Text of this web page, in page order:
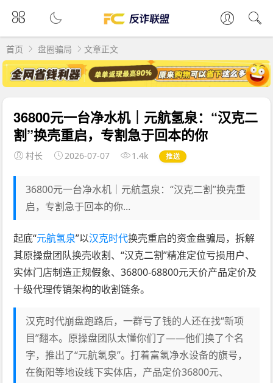
首页 盘圈骗局 文章正文
36800元一台净水机｜元航氢泉：“汉克二
割”换壳重启，专割急于回本的你
村长 2026-07-07 1.4k 推送
36800元一台净水机｜元航氢泉：“汉克二割”换壳重
启，专割急于回本的你...
起底“元航氢泉”以汉克时代换壳重启的资金盘骗局，拆解
其原操盘团队换壳收割、“汉克二割”精准定位亏损用户、
实体门店制造正规假象、36800-68800元天价产品定价及
十级代理传销架构的收割链条。
汉克时代崩盘跑路后，一群亏了钱的人还在找“新项
目”翻本。原操盘团队太懂你们了——他们换了个名
字，推出了“元航氢泉”。打着富氢净水设备的旗号，
在衡阳等地设线下实体店，产品定价36800元、